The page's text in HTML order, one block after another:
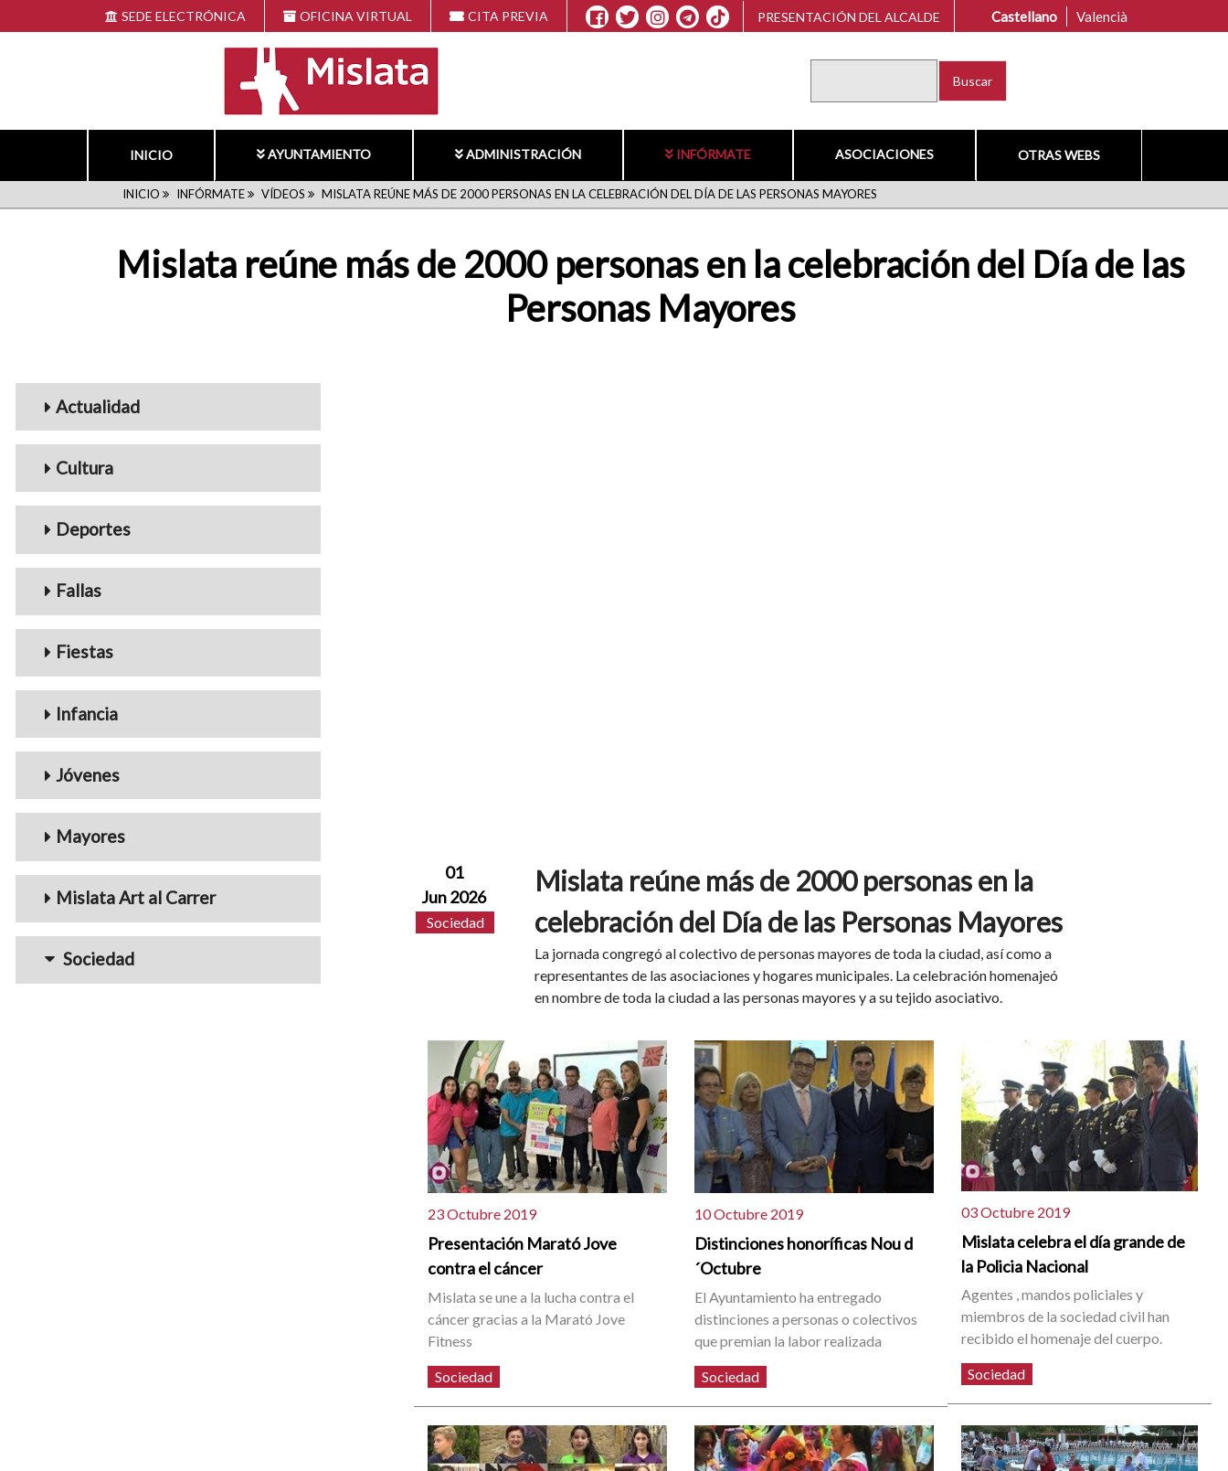
al
SEDE ELECTRÓNICA OFICINA VIRTUAL CITA PREVIA PRESENTACIÓN DEL ALCALDE Castellano Valencià
INICIO AYUNTAMIENTO ADMINISTRACIÓN INFÓRMATE ASOCIACIONES OTRAS WEBS
RUTA
DE
INICIO INFÓRMATE VÍDEOS MISLATA REÚNE MÁS DE 2000 PERSONAS EN LA CELEBRACIÓN DEL DÍA DE LAS PERSONAS MAYORES
Mislata reúne más de 2000 personas en la celebración del Día de las
Personas Mayores
Menu_Videos
Actualidad
Cultura
Deportes
Fallas
Fiestas
Infancia
Jóvenes
Mayores
Mislata Art al Carrer
Sociedad
01
Jun 2026
Sociedad
Mislata reúne más de 2000 personas en la
celebración del Día de las Personas Mayores
La jornada congregó al colectivo de personas mayores de toda la ciudad, así como a
representantes de las asociaciones y hogares municipales. La celebración homenajeó
en nombre de toda la ciudad a las personas mayores y a su tejido asociativo.
23 Octubre 2019
Presentación Marató Jove
contra el cáncer
Mislata se une a la lucha contra el
cáncer gracias a la Marató Jove
Fitness
Sociedad
10 Octubre 2019
Distinciones honoríficas Nou d
´Octubre
El Ayuntamiento ha entregado
distinciones a personas o colectivos
que premian la labor realizada
Sociedad
03 Octubre 2019
Mislata celebra el día grande de
la Policia Nacional
Agentes , mandos policiales y
miembros de la sociedad civil han
recibido el homenaje del cuerpo.
Sociedad